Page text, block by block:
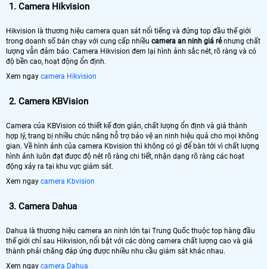
1. Camera Hikvision
Hikvision là thương hiệu camera quan sát nổi tiếng và đứng top đầu thế giới
trong doanh số bán chạy với cung cấp nhiều camera an ninh giá rẻnhưng chất
lượng vẫn đảm bảo. Camera Hikvision đem lại hình ảnh sắc nét, rõ ràng và có
độ bền cao, hoạt động ổn định.
Xem ngay camera Hikvision
2. Camera KBVision
Camera của KBVision có thiết kế đơn giản, chất lượng ổn định và giá thành
hợp lý, trang bị nhiều chức năng hỗ trợ bảo vệ an ninh hiệu quả cho mọi không
gian. Về hình ảnh của camera Kbvision thì không có gì để bàn tới vì chất lượng
hình ảnh luôn đạt được độ nét rõ ràng chi tiết, nhận dạng rõ ràng các hoạt
động xảy ra tại khu vực giám sát.
Xem ngay camera Kbvision
3. Camera Dahua
Dahua là thương hiệu camera an ninh lớn tại Trung Quốc thuộc top hàng đầu
thế giới chỉ sau Hikvision, nổi bật với các dòng camera chất lượng cao và giá
thành phải chăng đáp ứng được nhiều nhu cầu giám sát khác nhau.
Xem ngay camera Dahua